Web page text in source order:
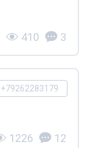
410 3
+79262283179
1226 12